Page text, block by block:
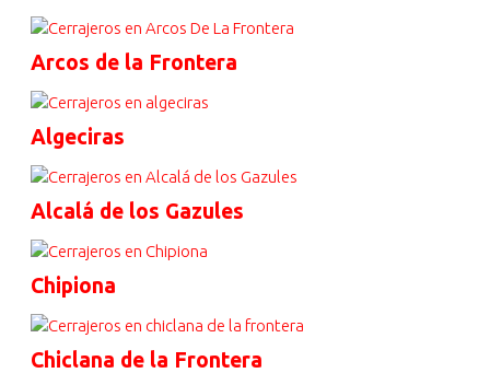
Arcos de la Frontera
Algeciras
Alcalá de los Gazules
Chipiona
Chiclana de la Frontera